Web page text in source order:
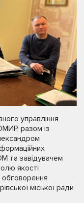
управління
разом із
та завідувачем
якості
міської ради